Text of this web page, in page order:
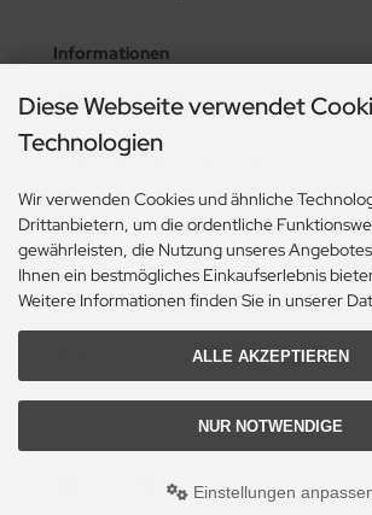
Informationen
Zahlung & Versand
Lieferzeit & Lieferbedingungen
Historie? Fehlanzeige!
Aktionsheft Sommer 2026
Zahlungsmethoden
Diese Webseite verwendet
Technologien
Wir verwenden Cookies und ähnliche
Drittanbietern, um die ordentliche
gewährleisten, die Nutzung unseres
Ihnen ein bestmögliches Einkaufserlebnis
Weitere Informationen finden Sie in unserer
ALLE AKZEPTIEREN
NUR NOTWENDIGE
Einstellungen